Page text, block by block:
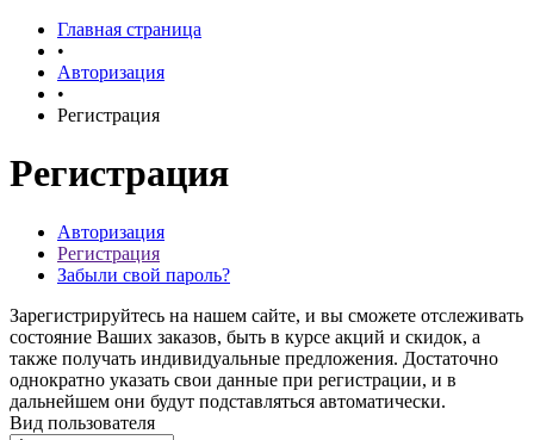
Главная страница
•
Авторизация
•
Регистрация
Регистрация
Авторизация
Регистрация
Забыли свой пароль?
Зарегистрируйтесь на нашем сайте, и вы сможете отслеживать
состояние Ваших заказов, быть в курсе акций и скидок, а
также получать индивидуальные предложения. Достаточно
однократно указать свои данные при регистрации, и в
дальнейшем они будут подставляться автоматически.
Вид пользователя